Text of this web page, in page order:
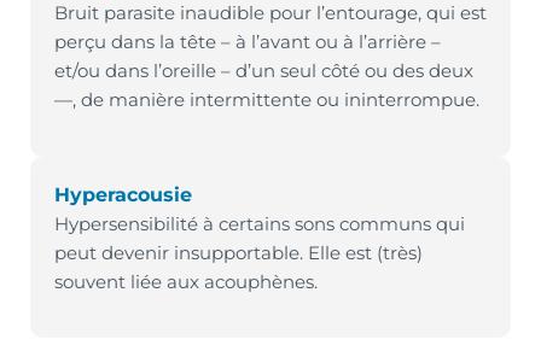
Bruit parasite inaudible pour l’entourage, qui est
perçu dans la tête – à l’avant ou à l’arrière –
et/ou dans l’oreille – d’un seul côté ou des deux
—, de manière intermittente ou ininterrompue.
Hyperacousie
Hypersensibilité à certains sons communs qui
peut devenir insupportable. Elle est (très)
souvent liée aux acouphènes.